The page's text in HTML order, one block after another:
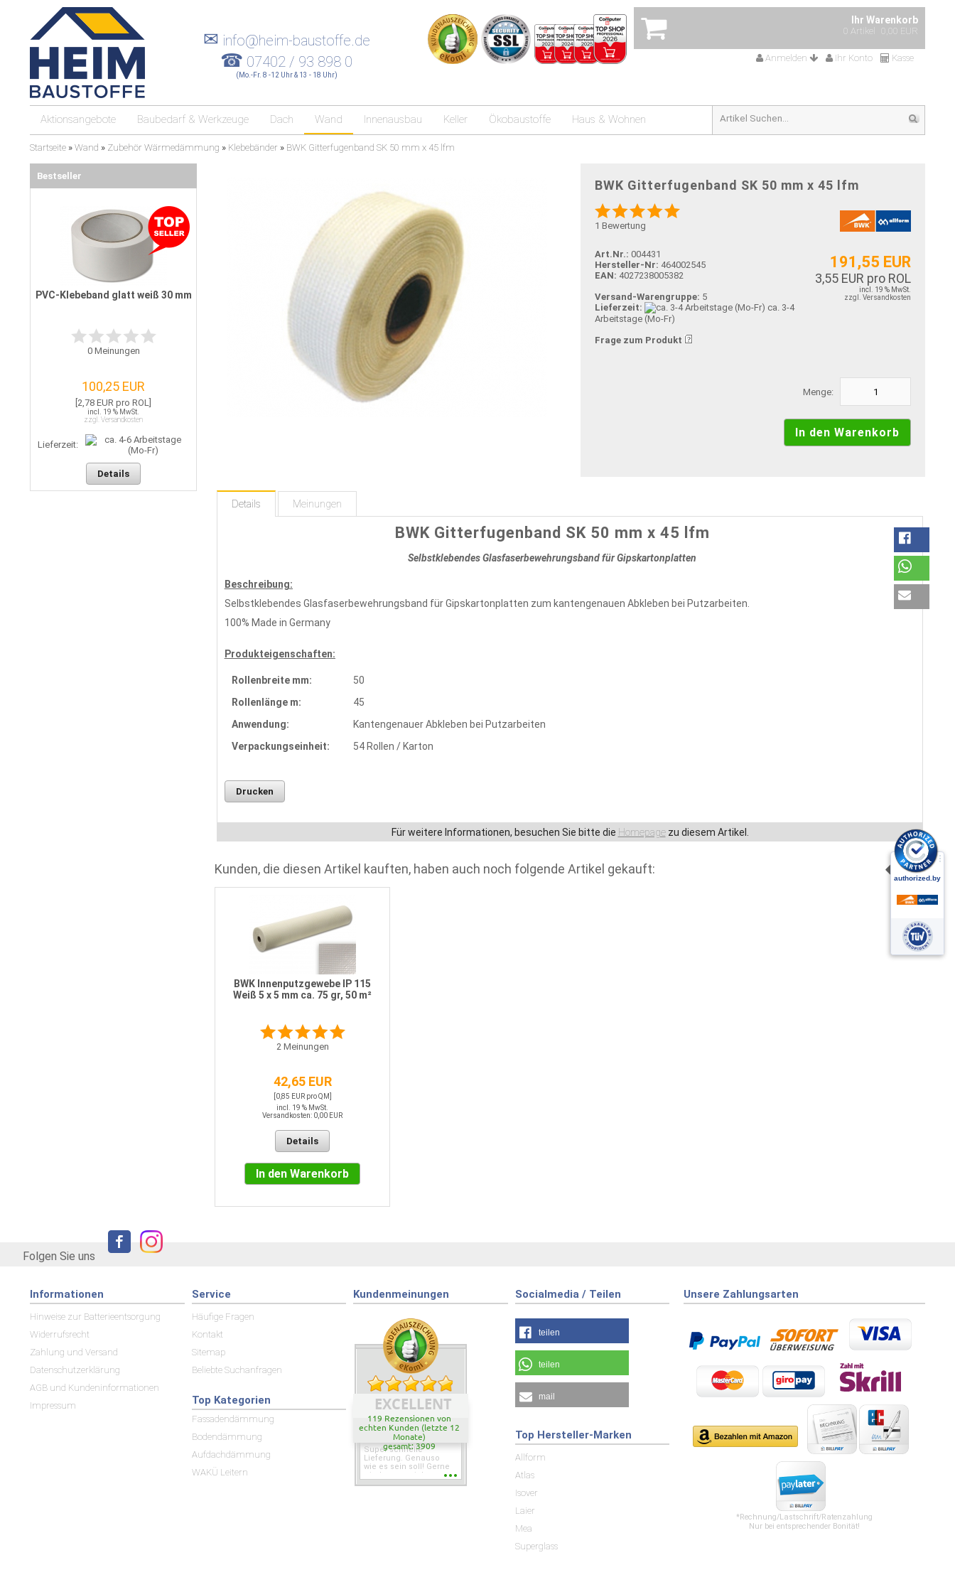
Ihr Warenkorb
0 Artikel 0,00 EUR
Anmelden Ihr Konto Kasse
✉ info@heim-baustoffe.de
☎ 07402 / 93 898 0
(Mo.-Fr. 8 -12 Uhr & 13 - 18 Uhr)
Aktionsangebote Baubedarf & Werkzeuge Dach Wand Innenausbau Keller Ökobaustoffe Haus & Wohnen
Startseite » Wand » Zubehör Wärmedämmung » Klebebänder » BWK Gitterfugenband SK 50 mm x 45 lfm
BWK Gitterfugenband SK 50 mm x 45 lfm
1 Bewertung
191,55 EUR
3,55 EUR pro ROL
incl. 19 % MwSt.
zzgl. Versandkosten
Art.Nr.: 004431
Hersteller-Nr: 464002545
EAN: 4027238005382
Versand-Warengruppe: 5
Lieferzeit:
ca. 3-4
Arbeitstage (Mo-Fr)
Frage zum Produkt
Menge:
Details Meinungen
BWK Gitterfugenband SK 50 mm x 45 lfm
Selbstklebendes Glasfaserbewehrungsband für Gipskartonplatten
Beschreibung:
Selbstklebendes Glasfaserbewehrungsband für Gipskartonplatten zum kantengenauen Abkleben bei Putzarbeiten.
100% Made in Germany
Produkteigenschaften:
Rollenbreite mm:
50
Rollenlänge m:
45
Anwendung:
Kantengenauer Abkleben bei Putzarbeiten
Verpackungseinheit:
54 Rollen / Karton
Drucken
Für weitere Informationen, besuchen Sie bitte die Homepagezu diesem Artikel.
Kunden, die diesen Artikel kauften, haben auch noch folgende Artikel gekauft:
BWK Innenputzgewebe IP 115
Weiß 5 x 5 mm ca. 75 gr, 50 m²
2 Meinungen
42,65 EUR
[0,85 EUR pro QM]
incl. 19 % MwSt.
Versandkosten: 0,00 EUR
Details
In den Warenkorb
Bestseller
PVC-Klebeband glatt weiß 30 mm
0Meinungen
100,25 EUR
[2,78 EUR pro ROL]
incl. 19 % MwSt.
zzgl. Versandkosten
Lieferzeit:
Details
Folgen Sie uns
Informationen
Hinweise zur Batterieentsorgung
Widerrufsrecht
Zahlung und Versand
Datenschutzerklärung
AGB und Kundeninformationen
Impressum
Service
Häufige Fragen
Kontakt
Sitemap
Beliebte Suchanfragen
Top Kategorien
Fassadendämmung
Bodendämmung
Aufdachdämmung
WAKÜ Leitern
Kundenmeinungen
EXCELLENT
119 Rezensionen von
echten Kunden (letzte 12
Monate)
gesamt: 3909
Super schnelle
Lieferung. Genauso
wie es sein soll! Gerne
wieder wenn ich was
Socialmedia / Teilen
teilen
teilen
mail
Unsere Zahlungsarten
*Rechnung/Lastschrift/Ratenzahlung
Nur bei entsprechender Bonität!
Top Hersteller-Marken
Allform
Atlas
Isover
Laier
Mea
Superglass